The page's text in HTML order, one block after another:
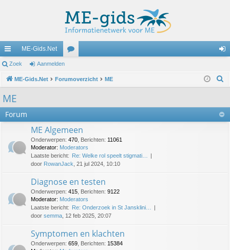
ne
lle
lin
ks
ME-Gids.Net
u m
de
Zoek Aanmelden
ME-Gids.Net Forumoverzicht ME
ME
Forum
ME Algemeen
Onderwerpen: 470 Berichten: 11061
Moderator: Moderators
Laatste bericht: Re: Welke rol speelt stigmati…
door RowanJack , 21 jul 2024, 10:10
Diagnose en testen
Onderwerpen: 415 Berichten: 9122
Moderator: Moderators
Laatste bericht: Re: Onderzoek in St Jansklini…
door semma , 12 feb 2025, 20:07
Symptomen en klachten
Onderwerpen: 659 Berichten: 15384